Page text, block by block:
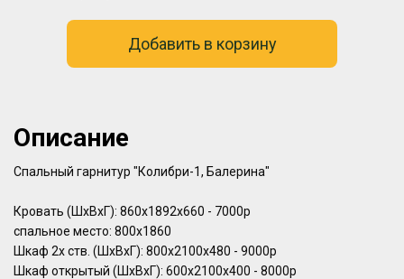
Добавить в корзину
Описание
Спальный гарнитур "Колибри-1, Балерина"
Кровать (ШхВхГ): 860х1892х660 - 7000р
спальное место: 800х1860
Шкаф 2х ств. (ШхВхГ): 800х2100х480 - 9000р
Шкаф открытый (ШхВхГ): 600х2100х400 - 8000р